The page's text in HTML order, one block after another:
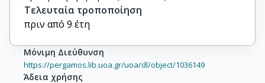
Τελευταία τροποποίηση
πριν από 9 έτη
Μόνιμη Διεύθυνση
https://pergamos.lib.uoa.gr/uoa/dl/object/1036149
Άδεια χρήσης